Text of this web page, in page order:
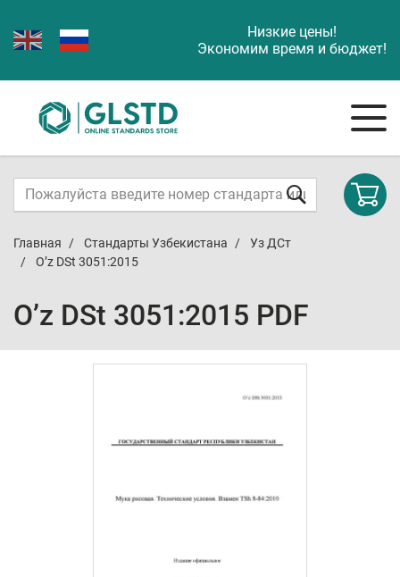
Низкие цены!
Экономим время и бюджет!
Главная Стандарты Узбекистана
Уз ДСт
O’z DSt 3051:2015
O’z DSt 3051:2015 PDF